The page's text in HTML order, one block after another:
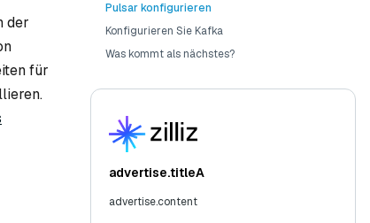
der
für
Pulsar konfigurieren
Konfigurieren Sie Kafka
Was kommt als nächstes?
advertise.titleA
advertise.content